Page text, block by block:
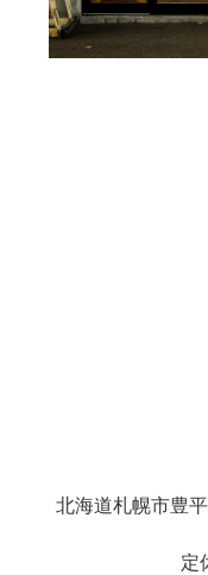
北海道札幌市豊
定